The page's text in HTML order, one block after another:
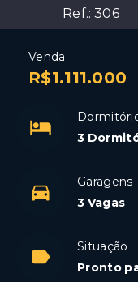
Ref.:306
Venda
R$1.111.000
3
Garagens
3 Vagas
Situação
Pronto